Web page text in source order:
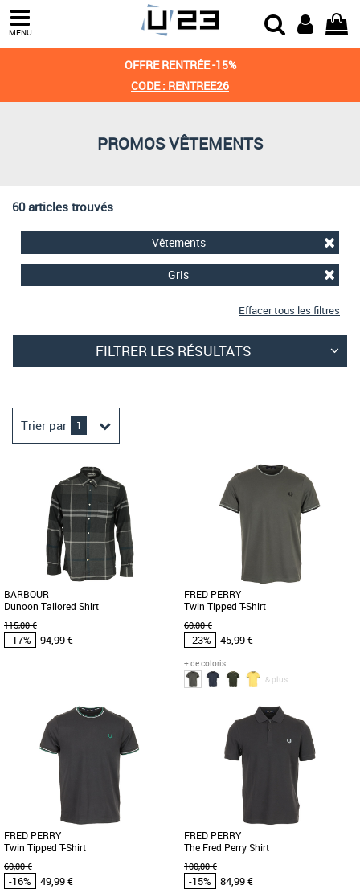
MENU
OFFRE RENTRÉE -15%
CODE : RENTREE26
PROMOS VÊTEMENTS
60 articles trouvés
Vêtements
Gris
Effacer tous les filtres
FILTRER LES RÉSULTATS
Trier par 1
Trier par
Derniers arrivages
BARBOUR
Dunoon Tailored Shirt
115,00 €
-17% 94,99 €
Vêtements pas cher et Promos
Vêtements
Barbour est un expert en matière de
classiques et cette chemise en est
l'illustration. Coupée en [...]
FRED PERRY
Twin Tipped T-Shirt
60,00 €
-23% 45,99 €
+ de coloris
& plus
Vêtements pas cher et Promos
Vêtements
Le T-Shirt Fred Perry Twin Tipped est un
essentiel de la collection Printemps Été
2026, conçu pour [...]
FRED PERRY
Twin Tipped T-Shirt
60,00 €
-16% 49,99 €
FRED PERRY
The Fred Perry Shirt
100,00 €
-15% 84,99 €